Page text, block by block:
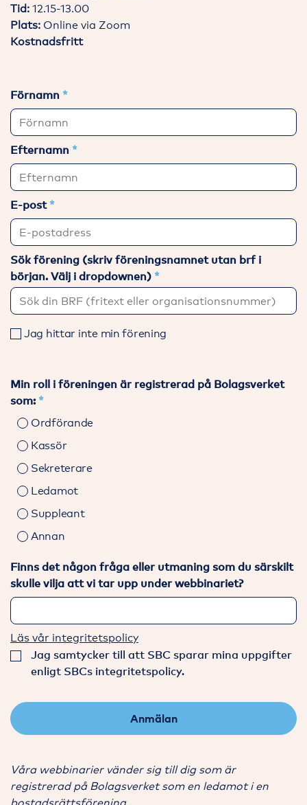
Tid: 12.15-13.00
Plats: Online via Zoom
Kostnadsfritt
Förnamn
Efternamn
E-post
Sök förening (skriv föreningsnamnet utan brf i
början. Välj i dropdownen)
Jag hittar inte min förening
Min roll i föreningen är registrerad på Bolagsverket
som:
Ordförande
Kassör
Sekreterare
Ledamot
Suppleant
Annan
Finns det någon fråga eller utmaning som du särskilt
skulle vilja att vi tar upp under webbinariet?
Läs vår integritetspolicy
Jag samtycker till att SBC sparar mina uppgifter
enligt SBCs integritetspolicy.
Anmälan
Våra webbinarier vänder sig till dig som är
registrerad på Bolagsverket som en ledamot i en